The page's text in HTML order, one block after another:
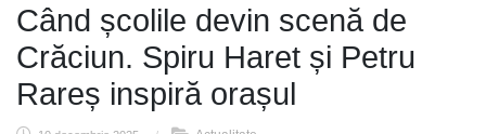
Când școlile devin scenă de
Crăciun. Spiru Haret și Petru
Rareș inspiră orașul